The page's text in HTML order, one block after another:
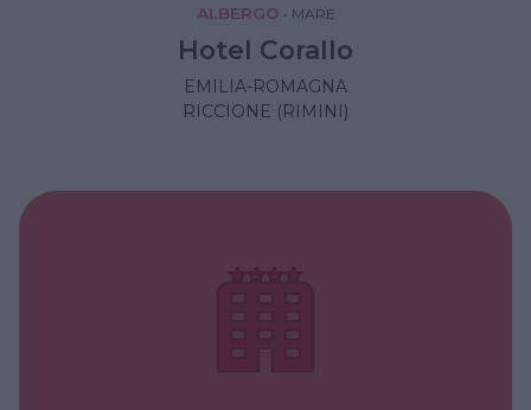
ALBERGO • MARE
Hotel Corallo
EMILIA-ROMAGNA
RICCIONE (RIMINI)